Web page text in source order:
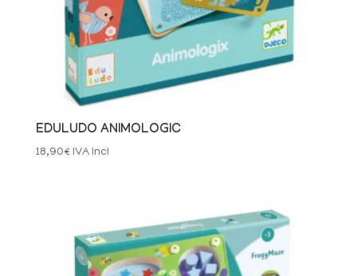
EDULUDO ANIMOLOGIC
18,90€ IVA Incl